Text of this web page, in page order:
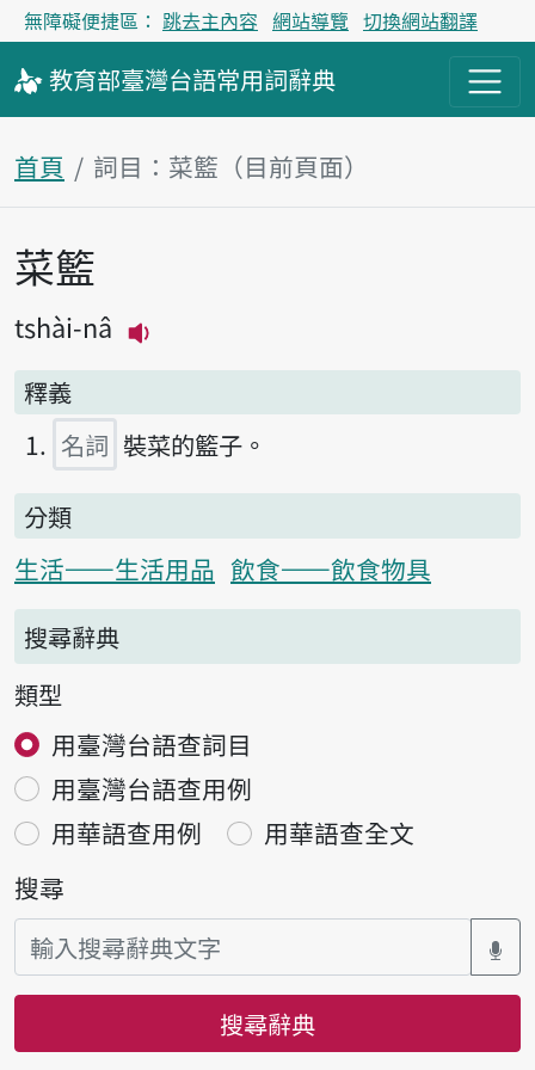
無障礙便捷區： 跳去主內容 網站導覽 切換網站翻譯
教育部臺灣台語常用詞辭典
首頁 詞目：菜籃（目前頁面）
主內容區塊
菜籃
tshài-nâ
釋義
名詞 裝菜的籃子。
分類
生活——生活用品 飲食——飲食物具
搜尋辭典
類型
用臺灣台語查詞目
用臺灣台語查用例
用華語查用例
用華語查全文
搜尋
搜尋辭典